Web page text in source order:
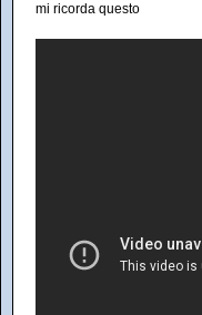
mi ricorda questo